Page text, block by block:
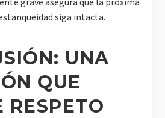
siga intacta.
UNA
QUE
RESPETO